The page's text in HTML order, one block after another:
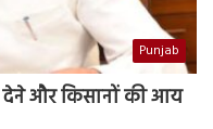
Punjab
देने और किसानों की आय